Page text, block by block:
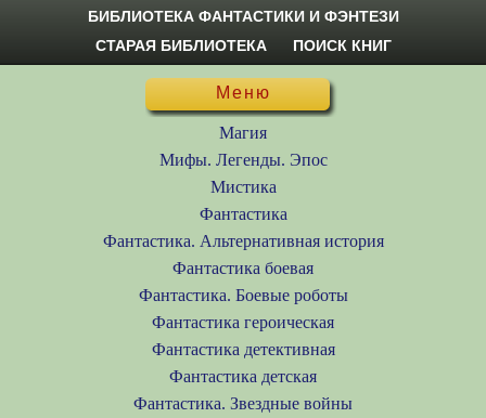
БИБЛИОТЕКА ФАНТАСТИКИ И ФЭНТЕЗИ
СТАРАЯ БИБЛИОТЕКА
ПОИСК КНИГ
Меню
Магия
Мифы. Легенды. Эпос
Мистика
Фантастика
Фантастика. Альтернативная история
Фантастика боевая
Фантастика. Боевые роботы
Фантастика героическая
Фантастика детективная
Фантастика детская
Фантастика. Звездные войны